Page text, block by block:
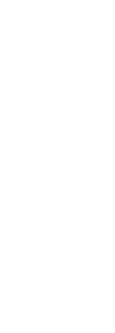
Letras,
Linguagem
de
DE